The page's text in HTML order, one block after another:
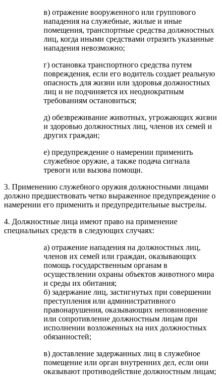
в) отражение вооруженного или группового
нападения на служебные, жилые и иные
помещения, транспортные средства должностных
лиц, когда иными средствами отразить указанные
нападения невозможно;
г) остановка транспортного средства путем
повреждения, если его водитель создает реальную
опасность для жизни или здоровья должностных
лиц и не подчиняется их неоднократным
требованиям остановиться;
д) обезвреживание животных, угрожающих жизни
и здоровью должностных лиц, членов их семей и
других граждан;
е) предупреждение о намерении применить
служебное оружие, а также подача сигнала
тревоги или вызова помощи.
3. Применению служебного оружия должностными лицами
должно предшествовать четко выраженное предупреждение о
намерении его применить и предупредительные выстрелы.
4. Должностные лица имеют право на применение
специальных средств в следующих случаях:
а) отражение нападения на должностных лиц,
членов их семей или граждан, оказывающих
помощь государственным органам в
осуществлении охраны объектов животного мира
и среды их обитания;
б) задержание лиц, застигнутых при совершении
преступления или административного
правонарушения, оказывающих неповиновение
или сопротивление должностным лицам при
исполнении возложенных на них должностных
обязанностей;
в) доставление задержанных лиц в служебное
помещение или орган внутренних дел, если они
оказывают противодействие должностным лицам;